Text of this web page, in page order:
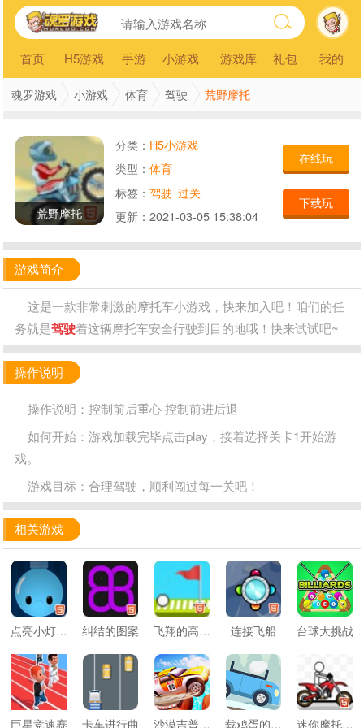
首页 H5游戏 手游 小游戏 游戏库 礼包 我的
魂罗游戏 小游戏 体育 驾驶 荒野摩托
荒野摩托
分类： H5小游戏
类型： 体育
标签： 驾驶 过关
更新： 2021-03-05 15:38:04
在线玩
下载玩
游戏简介
这是一款非常刺激的摩托车小游戏，快来加入吧！咱们的任
务就是驾驶着这辆摩托车安全行驶到目的地哦！快来试试吧~
操作说明
操作说明：控制前后重心 控制前进后退
如何开始：游戏加载完毕点击play，接着选择关卡1开始游
戏。
游戏目标：合理驾驶，顺利闯过每一关吧！
相关游戏
点亮小灯泡2 纠结的图案 飞翔的高尔夫 连接飞船 台球大挑战
巨星竞速赛 卡车进行曲 沙漠吉普车挑战赛 载鸡蛋的小汽车 迷你摩托挑战